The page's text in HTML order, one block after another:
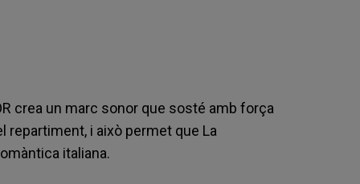
crea un marc sonor que sosté amb força
repartiment, i això permet que La
italiana.